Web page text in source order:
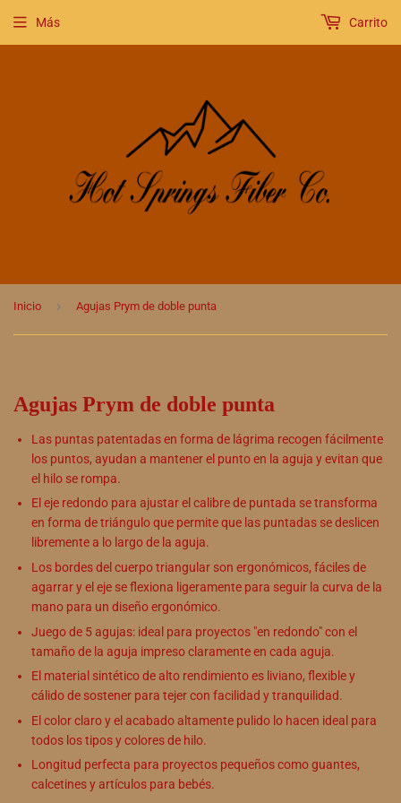
Más Carrito
Inicio › Agujas Prym de doble punta
Agujas Prym de doble punta
Las puntas patentadas en forma de lágrima recogen fácilmente
los puntos, ayudan a mantener el punto en la aguja y evitan que
el hilo se rompa.
El eje redondo para ajustar el calibre de puntada se transforma
en forma de triángulo que permite que las puntadas se deslicen
libremente a lo largo de la aguja.
Los bordes del cuerpo triangular son ergonómicos, fáciles de
agarrar y el eje se flexiona ligeramente para seguir la curva de la
mano para un diseño ergonómico.
Juego de 5 agujas: ideal para proyectos "en redondo" con el
tamaño de la aguja impreso claramente en cada aguja.
El material sintético de alto rendimiento es liviano, flexible y
cálido de sostener para tejer con facilidad y tranquilidad.
El color claro y el acabado altamente pulido lo hacen ideal para
todos los tipos y colores de hilo.
Longitud perfecta para proyectos pequeños como guantes,
calcetines y artículos para bebés.